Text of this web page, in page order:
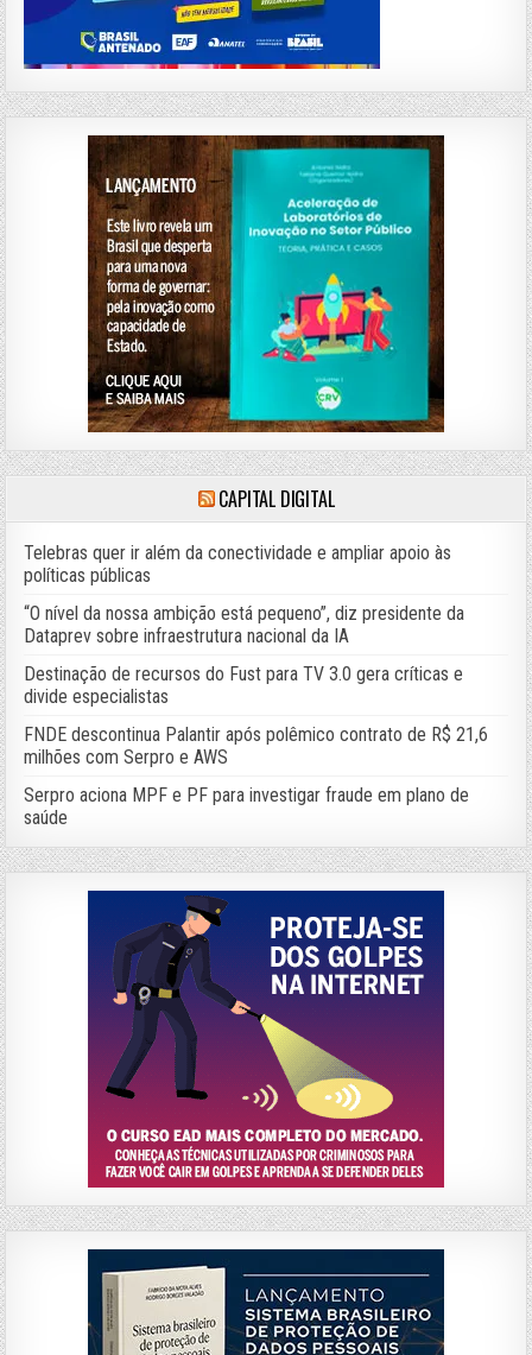
CAPITAL DIGITAL
Telebras quer ir além da conectividade e ampliar apoio às
políticas públicas
“O nível da nossa ambição está pequeno”, diz presidente da
Dataprev sobre infraestrutura nacional da IA
Destinação de recursos do Fust para TV 3.0 gera críticas e
divide especialistas
FNDE descontinua Palantir após polêmico contrato de R$ 21,6
milhões com Serpro e AWS
Serpro aciona MPF e PF para investigar fraude em plano de
saúde